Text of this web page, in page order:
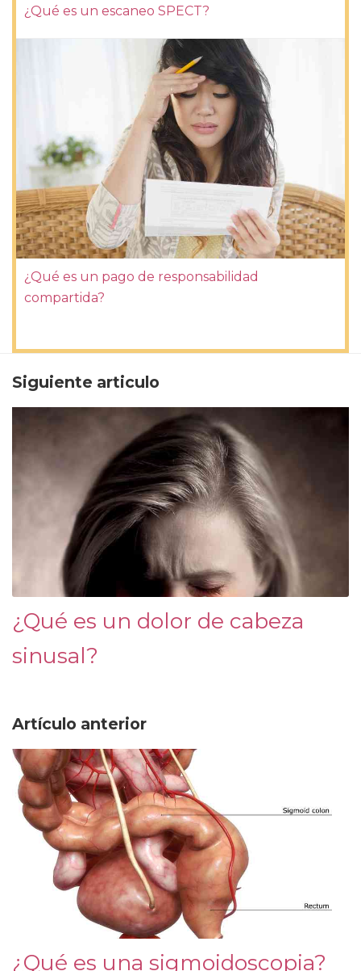
¿Qué es un escaneo SPECT?
¿Qué es un pago de responsabilidad
compartida?
Siguiente articulo
¿Qué es un dolor de cabeza
sinusal?
Artículo anterior
¿Qué es una sigmoidoscopia?